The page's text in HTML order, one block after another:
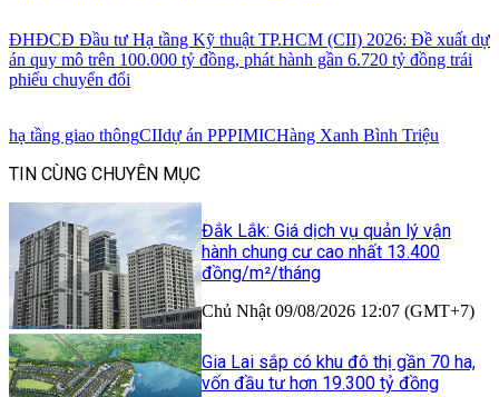
ĐHĐCĐ Đầu tư Hạ tầng Kỹ thuật TP.HCM (CII) 2026: Đề xuất dự
án quy mô trên 100.000 tỷ đồng, phát hành gần 6.720 tỷ đồng trái
phiếu chuyển đổi
hạ tầng giao thôngCIIdự án PPPIMICHàng Xanh Bình Triệu
TIN CÙNG CHUYÊN MỤC
Đắk Lắk: Giá dịch vụ quản lý vận
hành chung cư cao nhất 13.400
đồng/m²/tháng
Chủ Nhật 09/08/2026 12:07 (GMT+7)
Gia Lai sắp có khu đô thị gần 70 ha,
vốn đầu tư hơn 19.300 tỷ đồng